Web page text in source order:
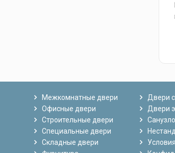
Межкомнатные двери
Офисные двери
Строительные двери
Специальные двери
Складные двери
Двери
Двери